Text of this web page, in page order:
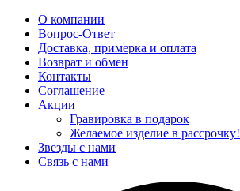
О компании
Вопрос-Ответ
Доставка, примерка и оплата
Возврат и обмен
Контакты
Соглашение
Акции
Гравировка в подарок
Желаемое изделие в рассрочку!
Звезды с нами
Связь с нами